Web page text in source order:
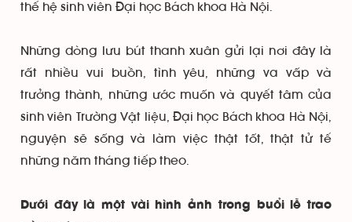
thế hệ sinh viên Đại học Bách khoa Hà Nội.
Những dòng lưu bút thanh xuân gửi lại nơi đây là
rất nhiều vui buồn, tình yêu, những va vấp và
trưởng thành, những ước muốn và quyết tâm của
sinh viên Trường Vật liệu, Đại học Bách khoa Hà Nội,
nguyện sẽ sống và làm việc thật tốt, thật tử tế
những năm tháng tiếp theo.
Dưới đây là một vài hình ảnh trong buổi lễ trao